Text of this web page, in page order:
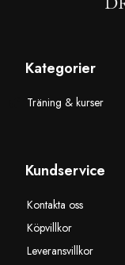
Kategorier
Träning & kurser
Kundservice
Kontakta oss
Köpvillkor
Leveransvillkor